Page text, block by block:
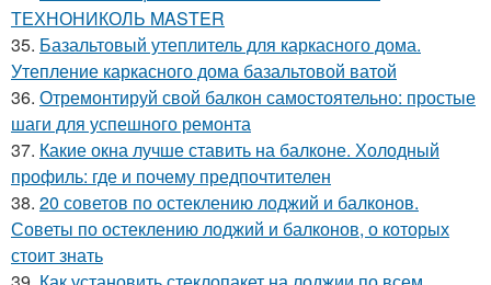
ТЕХНОНИКОЛЬ MASTER
35. Базальтовый утеплитель для каркасного дома.
Утепление каркасного дома базальтовой ватой
36. Отремонтируй свой балкон самостоятельно: простые
шаги для успешного ремонта
37. Какие окна лучше ставить на балконе. Холодный
профиль: где и почему предпочтителен
38. 20 советов по остеклению лоджий и балконов.
Советы по остеклению лоджий и балконов, о которых
стоит знать